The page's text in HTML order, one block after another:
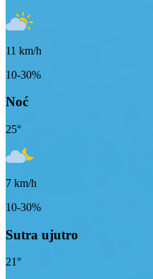
11 km/h
10-30%
Noć
25°
7 km/h
10-30%
Sutra ujutro
21°